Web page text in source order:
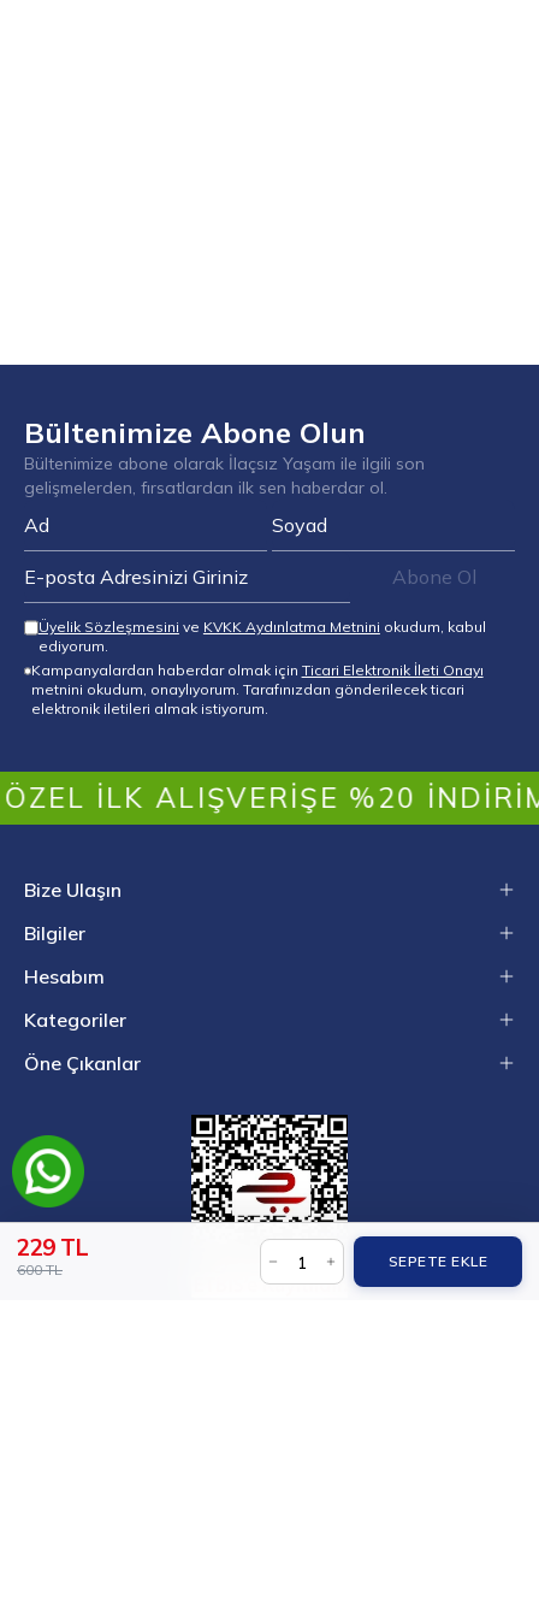
229 TL
600 TL SEPETE EKLE
Bültenimize Abone Olun
Bültenimize abone olarak İlaçsız Yaşam ile ilgili son
gelişmelerden, fırsatlardan ilk sen haberdar ol.
Abone Ol
Üyelik Sözleşmesini ve KVKK Aydınlatma Metnini okudum, kabul
ediyorum.
Kampanyalardan haberdar olmak için Ticari Elektronik İleti Onayı
metnini okudum, onaylıyorum. Tarafınızdan gönderilecek ticari
elektronik iletileri almak istiyorum.
İLK ALIŞVERIŞE %20 İNDIRIM:
Bize Ulaşın
Bilgiler
Hesabım
Kategoriler
Öne Çıkanlar